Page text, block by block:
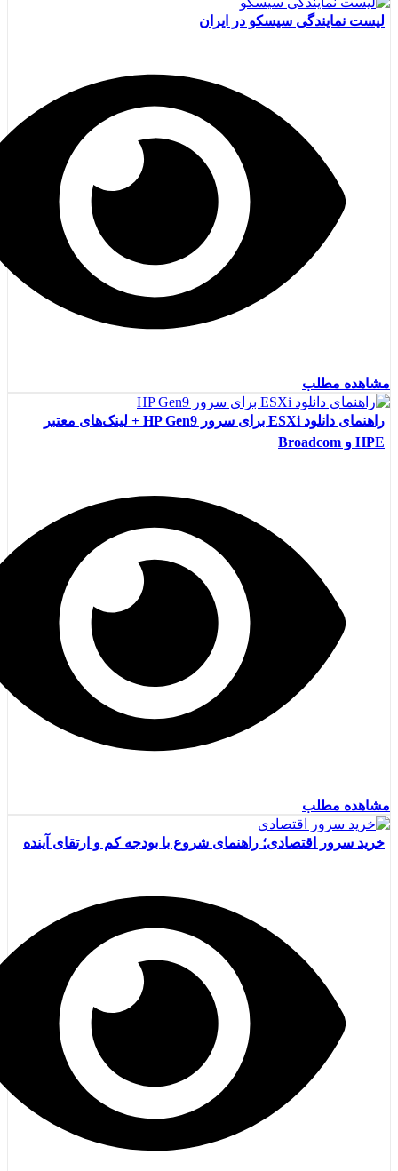
لیست نمایندگی سیسکو در ایران
مشاهده مطلب
راهنمای دانلود ESXi برای سرور HP Gen9 + لینک‌های معتبر
HPE و Broadcom
مشاهده مطلب
خرید سرور اقتصادی؛ راهنمای شروع با بودجه کم و ارتقای آینده